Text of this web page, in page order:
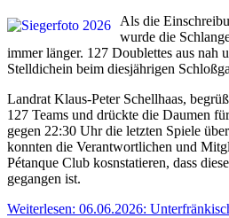
Als die
wurde die
immer länger. 127 Doublettes aus nah
Stelldichein beim diesjährigen
Landrat Klaus-Peter Schellhaas,
127 Teams und drückte die Daumen
gegen 22:30 Uhr die letzten Spiele
konnten die Verantwortlichen und
Pétanque Club kosnstatieren, dass
gegangen ist.
Weiterlesen: 06.06.2026: